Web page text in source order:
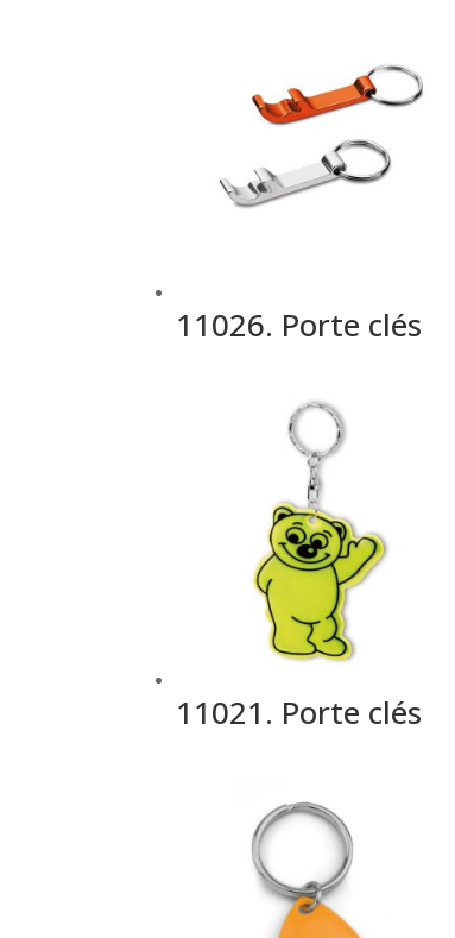
11026. Porte clés
11021. Porte clés